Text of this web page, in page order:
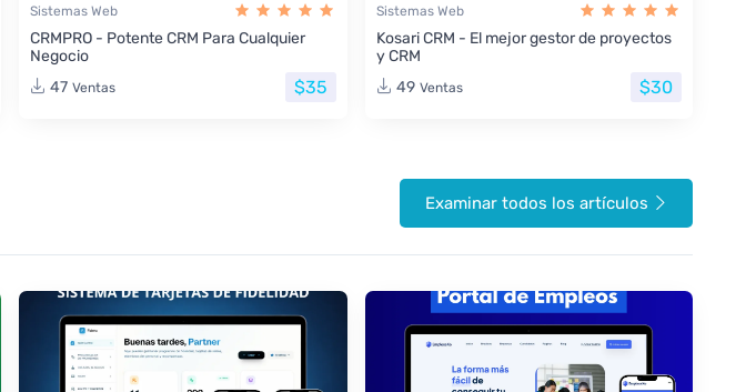
Sistemas Web
CRMPRO - Potente CRM Para Cualquier
Negocio
47 Ventas $35
Sistemas Web
Kosari CRM - El mejor gestor de proyectos
y CRM
49 Ventas $30
Examinar todos los artículos